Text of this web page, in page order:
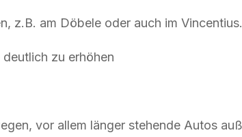
z.B. am Döbele oder auch im Vincentius.
zu erhöhen
vor allem länger stehende Autos